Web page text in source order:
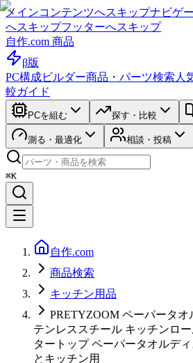
メインコンテンツへスキップナビゲ
へスキップフッターへスキップ
自作.com 商品
β版
PC構成ビルダー商品・パーツ検索 人
較ガイド
PCを組む 探す・比較
測る・最適化 相談・投稿
⌘K
自作.com
商品検索
キッチン用品
PRETYZOOM ペーパータオ
テンレススチール キッチンロ
タートップ ペーパータオルデ
とキッチン用